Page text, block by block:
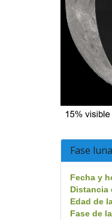
Fase
Fecha y
Distancia
Edad de
Fase de